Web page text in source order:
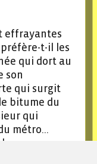
effrayantes
t-il les
qui dort au
son
qui surgit
bitume du
qui
métro…
avec un…
le